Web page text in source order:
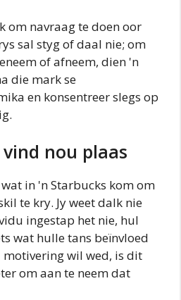
om navraag te doen oor
sal styg of daal nie; om
of afneem, dien 'n
die mark se
en konsentreer slegs op
nou plaas
in 'n Starbucks kom om
te kry. Jy weet dalk nie
ingestap het nie, hul
wat hulle tans beïnvloed
motivering wil wed, is dit
om aan te neem dat